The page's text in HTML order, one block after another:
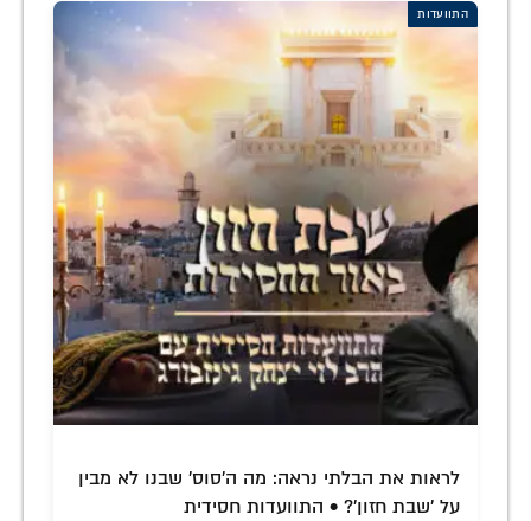
התוועדות
לראות את הבלתי נראה: מה ה'סוס' שבנו לא מבין
על 'שבת חזון'? • התוועדות חסידית